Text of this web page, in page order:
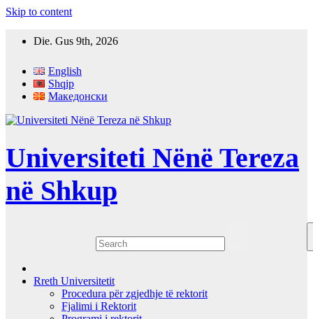
Skip to content
Die. Gus 9th, 2026
English
Shqip
Македонски
Universiteti Nënë Tereza
në Shkup
Rreth Universitetit
Procedura për zgjedhje të rektorit
Fjalimi i Rektorit